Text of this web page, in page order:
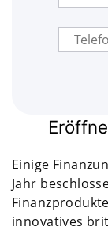
Einige
Jahr
innovatives